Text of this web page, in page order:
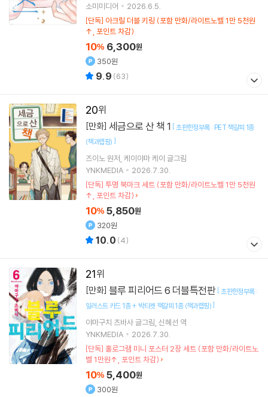
소미미디어
2026.6.5.
[단독] 아크릴 더블 키링 (포함 만화/라이트노벨 1만 5천원
↑, 포인트 차감)
10% 6,300원
350원
9.9 (63)
20
[만화] 세금으로 산 책 1 [ 초판한정부록 : PET 책갈피 1종
(책과랩핑) ]
즈이노 원저 케이야마 케이 글그림
YNKMEDIA
2026.7.30.
[단독] 투명 북마크 세트 (포함 만화/라이트노벨 1만 5천원
↑, 포인트 차감)
10% 5,850원
320원
10.0 (4)
21
[만화] 블루 피리어드 6 더블특전판 [ 초판한정부록 :
일러스트 카드 1종 + 박티켓 책갈피 1종 (책과랩핑)]
야마구치 츠바사글그림 신혜선 역
YNKMEDIA
2026.7.30.
[단독] 홀로그램 미니 포스터 2장 세트 (포함 만화/라이트노
벨 1만원↑, 포인트 차감)
10% 5,400원
300원